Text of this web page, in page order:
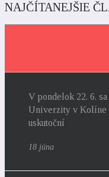
NAJČÍTANEJŠIE
V pondelok 22. 6.
Univerzity v Kolíne
uskutoční
18 júna